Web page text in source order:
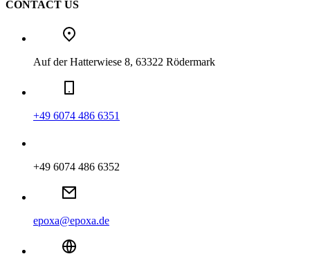
CONTACT US
Auf der Hatterwiese 8, 63322 Rödermark
+49 6074 486 6351
+49 6074 486 6352
epoxa@epoxa.de